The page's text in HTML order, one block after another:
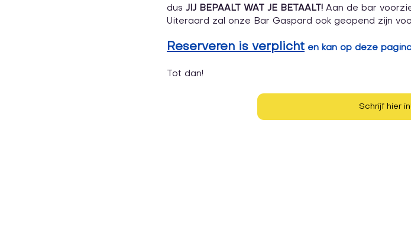
dus JIJ BEPAALT WAT JE BETAALT! Aan de bar
Uiteraard zal onze Bar Gaspard ook geopend zijn
Reserveren is verplicht en kan op deze
Tot dan!
Schrijf hier